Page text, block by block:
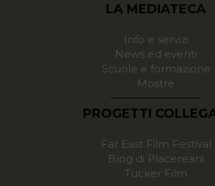
LA MEDIATECA
Info e servizi
News ed eventi
Scuole e formazione
Mostre
PROGETTI
Far East Film Festival
Blog di Placereani
Tucker Film